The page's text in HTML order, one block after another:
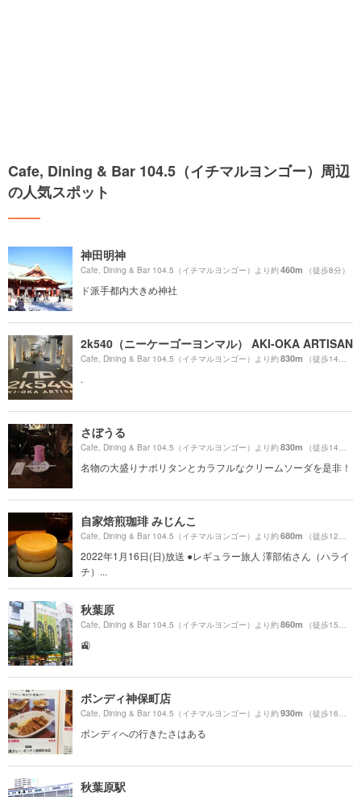
Cafe, Dining & Bar 104.5（イチマルヨンゴー）周辺
の人気スポット
神田明神
Cafe, Dining & Bar 104.5（イチマルヨンゴー）より約460m （徒歩8分）
ド派手都内大きめ神社
2k540（ニーケーゴーヨンマル） AKI-OKA ARTISAN
Cafe, Dining & Bar 104.5（イチマルヨンゴー）より約830m （徒歩14分）
.
さぼうる
Cafe, Dining & Bar 104.5（イチマルヨンゴー）より約830m （徒歩14分）
名物の大盛りナポリタンとカラフルなクリームソーダを是非！
自家焙煎珈琲 みじんこ
Cafe, Dining & Bar 104.5（イチマルヨンゴー）より約680m （徒歩12分）
2022年1月16日(日)放送 ●レギュラー旅人 澤部佑さん（ハライ
チ）...
秋葉原
Cafe, Dining & Bar 104.5（イチマルヨンゴー）より約860m （徒歩15分）
🚉
ボンディ神保町店
Cafe, Dining & Bar 104.5（イチマルヨンゴー）より約930m （徒歩16分）
ボンディへの行きたさはある
秋葉原駅